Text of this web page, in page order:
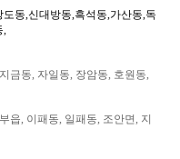
동,신대방동,흑석동,가산동,독
,
금동, 자일동, 장암동, 호원동,
읍, 이패동, 일패동, 조안면, 지